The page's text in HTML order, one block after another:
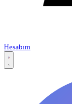
Hesabım